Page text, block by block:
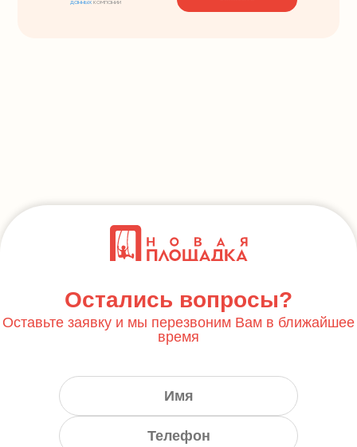
данных компании
Остались вопросы?
Оставьте заявку и мы перезвоним Вам в ближайшее
время